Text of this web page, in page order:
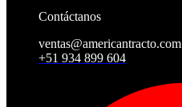
Contáctanos
ventas@americantracto.com
+51 934 899 604